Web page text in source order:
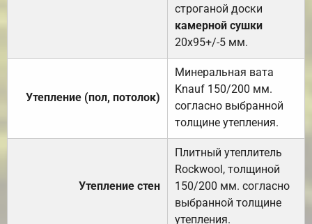
строганой доски
камерной сушки
20х95+/-5 мм.
Утепление (пол, потолок)
Минеральная вата
Knauf 150/200 мм.
согласно выбранной
толщине утепления.
Утепление стен
Плитный утеплитель
Rockwool, толщиной
150/200 мм. согласно
выбранной толщине
утепления.